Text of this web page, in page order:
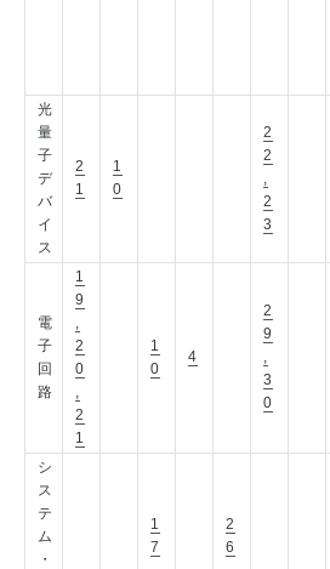
光
量
子
デ
バ
イ
ス
2
1
1
0
2
2
,
2
3
電
子
回
路
1
9
,
2
0
,
2
1
1
0
4
2
9
,
3
0
シ
ス
テ
ム
・
1
7
2
6